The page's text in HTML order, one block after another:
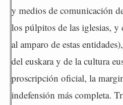
y medios de comunicación
los púlpitos de las iglesias, y
al amparo de estas
del euskara y de la cultura
proscripción oficial, la
indefensión más completa.